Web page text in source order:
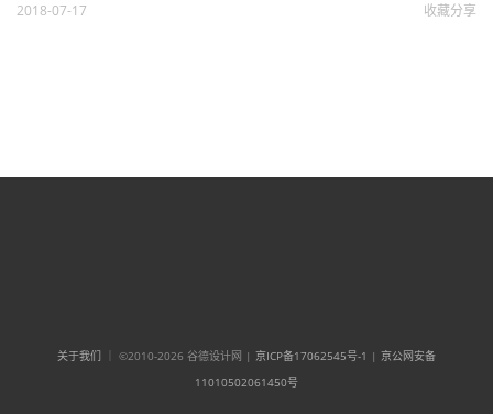
2018-07-17 收藏分享
关于我们 ｜ ©2010-2026 谷德设计网 | 京ICP备17062545号-1 | 京公网安备
11010502061450号